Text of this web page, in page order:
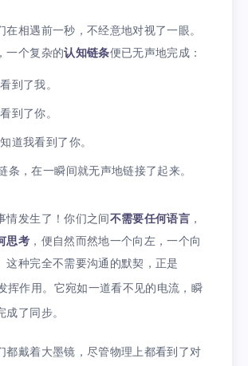
在相遇前一秒，不经意地对视了一眼。
一个复杂的认知链条便已无声地完成：
到了我。
到了你。
道我看到了你。
，在一瞬间就无声地链接了起来。
情发生了！你们之间不需要任何语言 ，
思考 ，便自然而然地一个向左，一个向
这种完全不需要沟通的默契，正是
挥作用。它宛如一道看不见的电流，瞬
了同步。
都戴着大墨镜，尽管物理上都看到了对